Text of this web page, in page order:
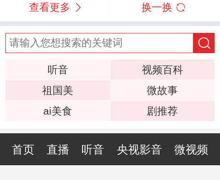
查看更多 换一换
听音
视频百科
祖国美
微故事
ai美食
剧推荐
首页 直播 听音 央视影音 微视频